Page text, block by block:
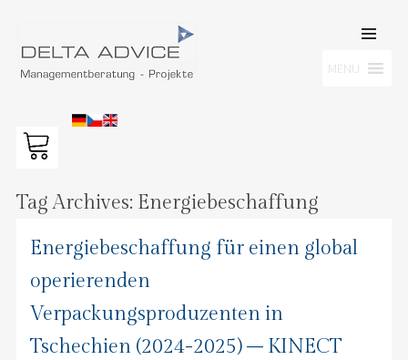
CONTENT
MENU
Tag Archives: Energiebeschaffung
Energiebeschaffung für einen global
operierenden
Verpackungsproduzenten in
Tschechien (2024-2025) – KINECT